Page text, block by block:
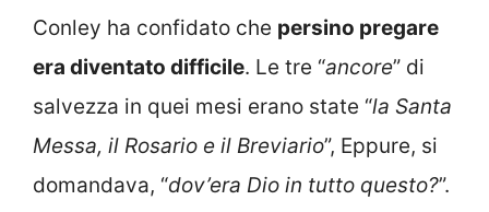
Conley ha confidato che persino pregare
era diventato difficile. Le tre “ancore” di
salvezza in quei mesi erano state “la Santa
Messa, il Rosario e il Breviario”, Eppure, si
domandava, “dov’era Dio in tutto questo?”.